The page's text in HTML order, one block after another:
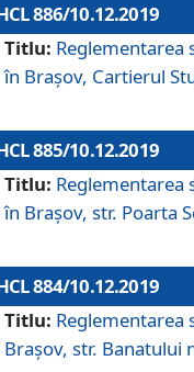
886/10.12.2019
Titlu: Reglementarea
în Braşov, Cartierul
885/10.12.2019
Titlu: Reglementarea
în Brașov, str. Poarta
884/10.12.2019
Titlu:
Brașov, str. Banatului